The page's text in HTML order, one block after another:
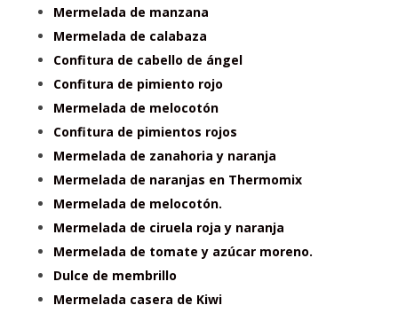
Mermelada de manzana
Mermelada de calabaza
Confitura de cabello de ángel
Confitura de pimiento rojo
Mermelada de melocotón
Confitura de pimientos rojos
Mermelada de zanahoria y naranja
Mermelada de naranjas en Thermomix
Mermelada de melocotón.
Mermelada de ciruela roja y naranja
Mermelada de tomate y azúcar moreno.
Dulce de membrillo
Mermelada casera de Kiwi